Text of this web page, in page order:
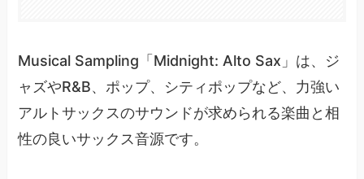
Musical Sampling「Midnight: Alto Sax」は、ジ
ャズやR&B、ポップ、シティポップなど、力強い
アルトサックスのサウンドが求められる楽曲と相
性の良いサックス音源です。